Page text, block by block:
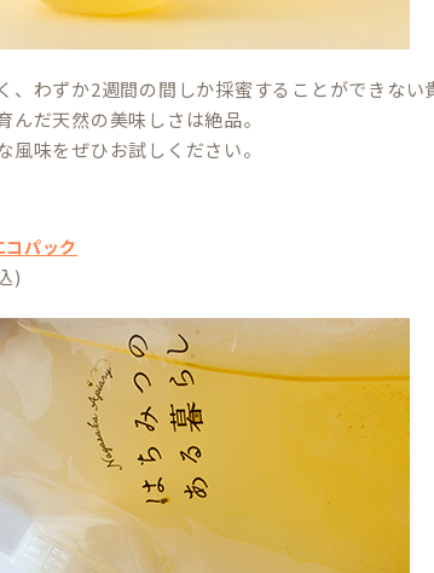
、わずか2週間の間しか採蜜することができない
んだ天然の美味しさは絶品。
風味をぜひお試しください。
パック
)